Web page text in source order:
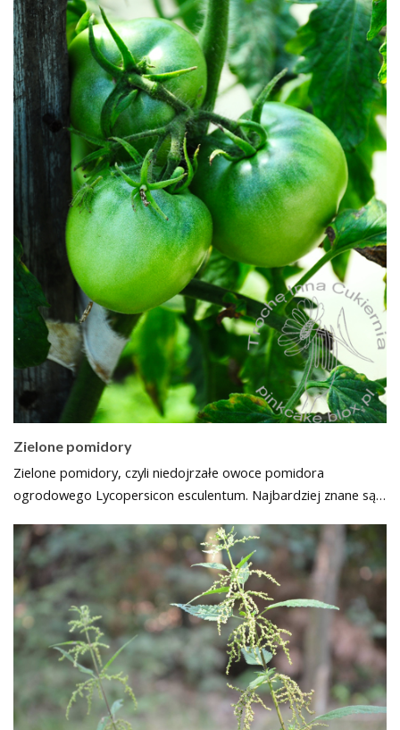
Zielone pomidory
Zielone pomidory, czyli niedojrzałe owoce pomidora
ogrodowego Lycopersicon esculentum. Najbardziej znane są…